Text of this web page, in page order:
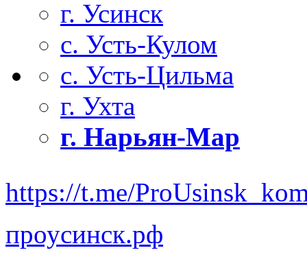
г. Усинск
с. Усть-Кулом
с. Усть-Цильма
г. Ухта
г. Нарьян-Мар
https://t.me/
проусинск.рф